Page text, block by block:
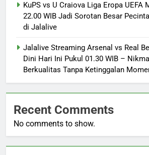
KuPS vs U Craiova Liga Eropa UEFA
22.00 WIB Jadi Sorotan Besar
di Jalalive
Jalalive Streaming Arsenal vs Real
Dini Hari Ini Pukul 01.30 WIB –
Berkualitas Tanpa Ketinggalan
Recent Comments
No comments to show.